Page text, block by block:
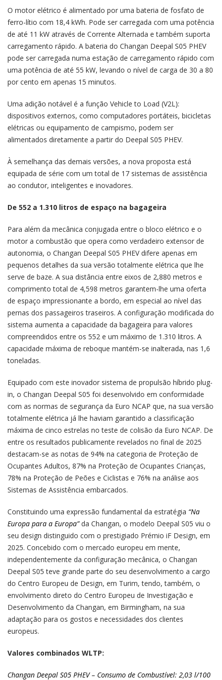
O motor elétrico é alimentado por uma bateria de fosfato de
ferro-lítio com 18,4 kWh. Pode ser carregada com uma potência
de até 11 kW através de Corrente Alternada e também suporta
carregamento rápido. A bateria do Changan Deepal S05 PHEV
pode ser carregada numa estação de carregamento rápido com
uma potência de até 55 kW, levando o nível de carga de 30 a 80
por cento em apenas 15 minutos.
Uma adição notável é a função Vehicle to Load (V2L):
dispositivos externos, como computadores portáteis, bicicletas
elétricas ou equipamento de campismo, podem ser
alimentados diretamente a partir do Deepal S05 PHEV.
À semelhança das demais versões, a nova proposta está
equipada de série com um total de 17 sistemas de assistência
ao condutor, inteligentes e inovadores.
De 552 a 1.310 litros de espaço na bagageira
Para além da mecânica conjugada entre o bloco elétrico e o
motor a combustão que opera como verdadeiro extensor de
autonomia, o Changan Deepal S05 PHEV difere apenas em
pequenos detalhes da sua versão totalmente elétrica que lhe
serve de baze. A sua distância entre eixos de 2,880 metros e
comprimento total de 4,598 metros garantem-lhe uma oferta
de espaço impressionante a bordo, em especial ao nível das
pernas dos passageiros traseiros. A configuração modificada do
sistema aumenta a capacidade da bagageira para valores
compreendidos entre os 552 e um máximo de 1.310 litros. A
capacidade máxima de reboque mantém-se inalterada, nas 1,6
toneladas.
Equipado com este inovador sistema de propulsão híbrido plug-
in, o Changan Deepal S05 foi desenvolvido em conformidade
com as normas de segurança da Euro NCAP que, na sua versão
totalmente elétrica já lhe haviam garantido a classificação
máxima de cinco estrelas no teste de colisão da Euro NCAP. De
entre os resultados publicamente revelados no final de 2025
destacam-se as notas de 94% na categoria de Proteção de
Ocupantes Adultos, 87% na Proteção de Ocupantes Crianças,
78% na Proteção de Peões e Ciclistas e 76% na análise aos
Sistemas de Assistência embarcados.
Constituindo uma expressão fundamental da estratégia “Na
Europa para a Europa”da Changan, o modelo Deepal S05 viu o
seu design distinguido com o prestigiado Prémio iF Design, em
2025. Concebido com o mercado europeu em mente,
independentemente da configuração mecânica, o Changan
Deepal S05 teve grande parte do seu desenvolvimento a cargo
do Centro Europeu de Design, em Turim, tendo, também, o
envolvimento direto do Centro Europeu de Investigação e
Desenvolvimento da Changan, em Birmingham, na sua
adaptação para os gostos e necessidades dos clientes
europeus.
Valores combinados WLTP:
Changan Deepal S05 PHEV – Consumo de Combustível: 2,03 l/100